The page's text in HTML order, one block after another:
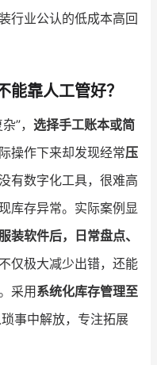
行业公认的低成本高回
能靠人工管好？
”， 选择手工账本或简
操作下来却发现经常压
有数字化工具，很难高
库存异常。实际案例显
装软件后，日常盘点、
仅极大减少出错，还能
采用系统化库存管理至
事中解放，专注拓展